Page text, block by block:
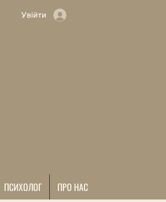
Увійти
ПСИХОЛОГ ПРО НАС